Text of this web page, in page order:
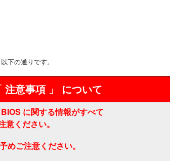
下の通りです。
注意事項 」 について
に関する情報がすべて
意ください。
めご注意ください。